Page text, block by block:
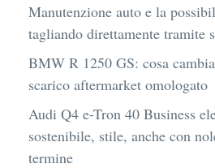
Manutenzione auto e la
tagliando direttamente tramite
BMW R 1250 GS: cosa
scarico aftermarket omologato
Audi Q4 e-Tron 40 Business
sostenibile, stile, anche con
termine